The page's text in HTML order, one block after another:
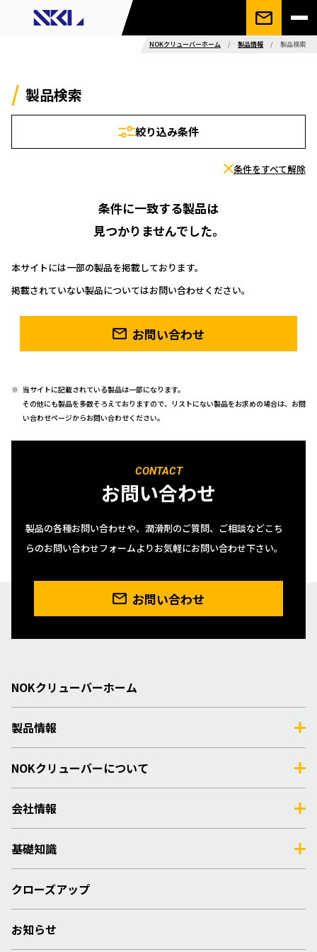
NOKクリューバーホーム / 製品情報 / 製品検索
製品検索
絞り込み条件
条件をすべて解除
条件に一致する製品は
見つかりませんでした。
本サイトには一部の製品を掲載しております。
掲載されていない製品についてはお問い合わせください。
お問い合わせ
当サイトに記載されている製品は一部になります。
その他にも製品を多数そろえておりますので、リストにない製品をお求めの場合は、お問
い合わせページからお問い合わせください。
CONTACT
お問い合わせ
製品の各種お問い合わせや、潤滑剤のご質問、ご相談などこち
らのお問い合わせフォームよりお気軽にお問い合わせ下さい。
お問い合わせ
NOKクリューバーホーム
製品情報
NOKクリューバーについて
会社情報
基礎知識
クローズアップ
お知らせ